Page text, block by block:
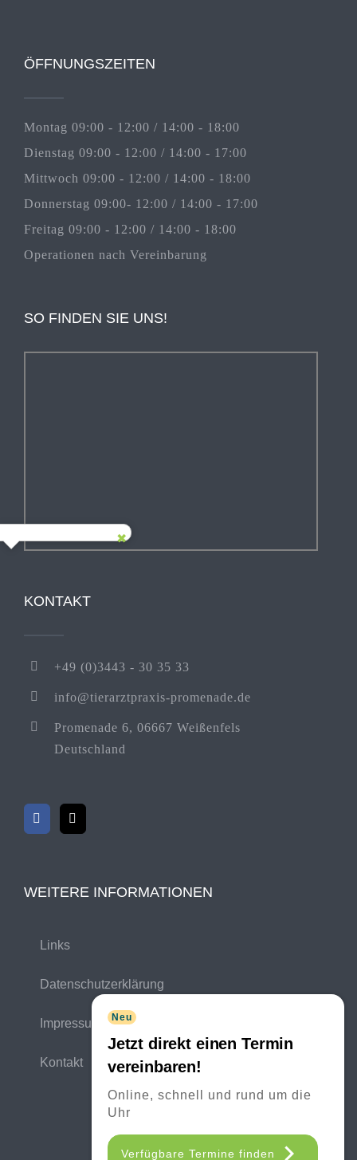
Neu
Jetzt direkt einen Termin
vereinbaren!
Online, schnell und rund um die
Uhr
Verfügbare Termine finden
ÖFFNUNGSZEITEN
Montag 09:00 - 12:00 / 14:00 - 18:00
Dienstag 09:00 - 12:00 / 14:00 - 17:00
Mittwoch 09:00 - 12:00 / 14:00 - 18:00
Donnerstag 09:00- 12:00 / 14:00 - 17:00
Freitag 09:00 - 12:00 / 14:00 - 18:00
Operationen nach Vereinbarung
SO FINDEN SIE UNS!
KONTAKT
+49 (0)3443 - 30 35 33
info@tierarztpraxis-promenade.de
Promenade 6, 06667 Weißenfels
Deutschland
WEITERE INFORMATIONEN
Links
Datenschutzerklärung
Impressum
Kontakt